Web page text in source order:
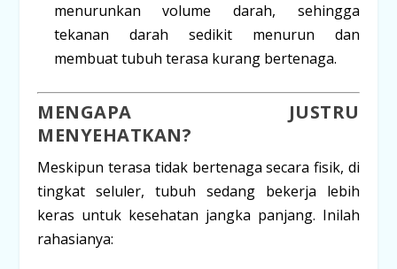
menurunkan volume darah, sehingga
tekanan darah sedikit menurun dan
membuat tubuh terasa kurang bertenaga.
MENGAPA JUSTRU
MENYEHATKAN?
Meskipun terasa tidak bertenaga secara fisik, di
tingkat seluler, tubuh sedang bekerja lebih
keras untuk kesehatan jangka panjang. Inilah
rahasianya: